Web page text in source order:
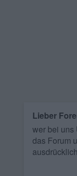
Lieber
wer bei uns
das Forum